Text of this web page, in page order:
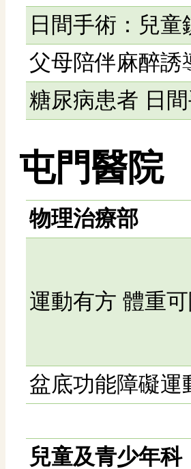
日間手術：兒
父母陪伴麻醉誘
糖尿病患者 日
屯門醫院
物理治療部
運動有方 體重
盆底功能障礙運
兒童及青少年科